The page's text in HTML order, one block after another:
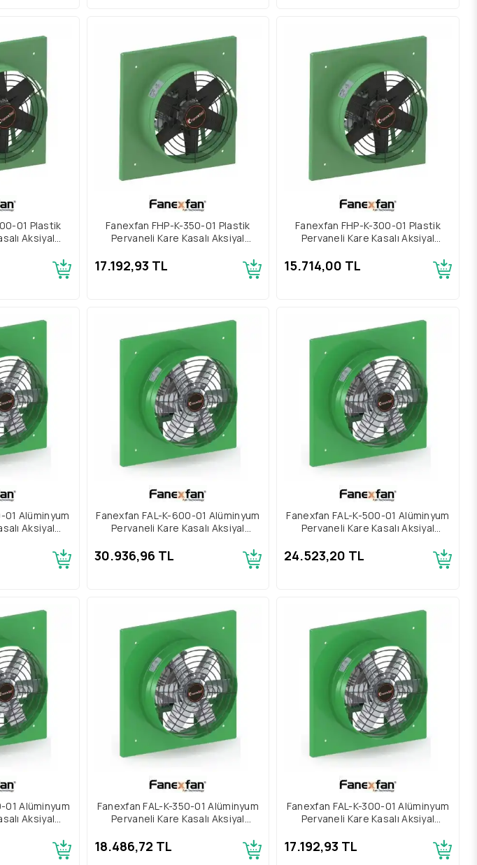
01 Plastik
Aksiyal
Fanexfan FHP-K-350-01 Plastik
Pervaneli Kare Kasalı Aksiyal
17.192,93 TL
Fanexfan FHP-K-300-01 Plastik
Pervaneli Kare Kasalı Aksiyal
15.714,00 TL
01 Alüminyum
Aksiyal
Fanexfan FAL-K-600-01 Alüminyum
Pervaneli Kare Kasalı Aksiyal
30.936,96 TL
Fanexfan FAL-K-500-01 Alüminyum
Pervaneli Kare Kasalı Aksiyal
24.523,20 TL
01 Alüminyum
Aksiyal
Fanexfan FAL-K-350-01 Alüminyum
Pervaneli Kare Kasalı Aksiyal
18.486,72 TL
Fanexfan FAL-K-300-01 Alüminyum
Pervaneli Kare Kasalı Aksiyal
17.192,93 TL